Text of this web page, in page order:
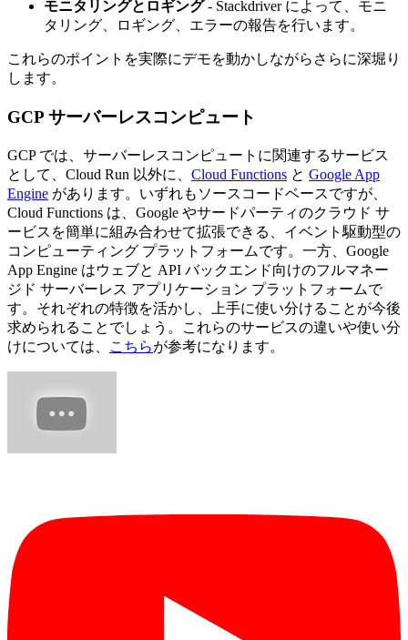
モニタリングとロギング- Stackdriver によって、モニ
タリング、ロギング、エラーの報告を行います。
これらのポイントを実際にデモを動かしながらさらに深堀り
します。
GCP サーバーレスコンピュート
GCP では、サーバーレスコンピュートに関連するサービス
として、Cloud Run 以外に、 Cloud Functions と Google App
Engine があります。いずれもソースコードベースですが、
Cloud Functions は、Google やサードパーティのクラウド サ
ービスを簡単に組み合わせて拡張できる、イベント駆動型の
コンピューティング プラットフォームです。一方、Google
App Engine はウェブと API バックエンド向けのフルマネー
ジド サーバーレス アプリケーション プラットフォームで
す。それぞれの特徴を活かし、上手に使い分けることが今後
求められることでしょう。これらのサービスの違いや使い分
けについては、
こちらが参考になります。